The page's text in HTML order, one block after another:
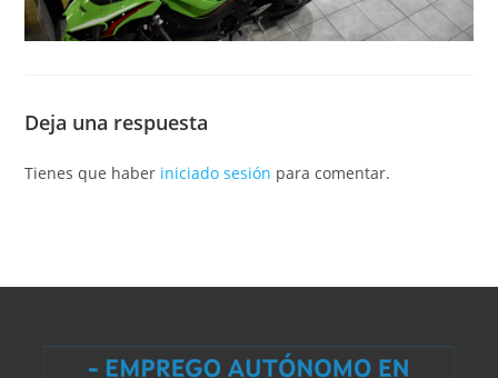
Deja una respuesta
Tienes que haber iniciado sesión para comentar.